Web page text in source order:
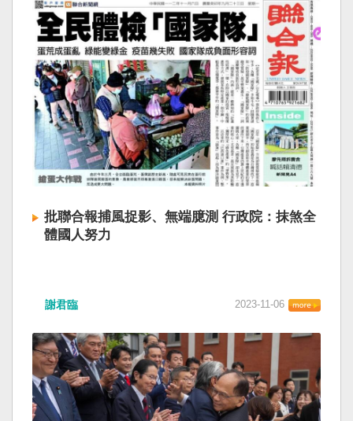
批聯合報捕風捉影、無端臆測 行政院：抹煞全
體國人努力
謝君臨 2023-11-06